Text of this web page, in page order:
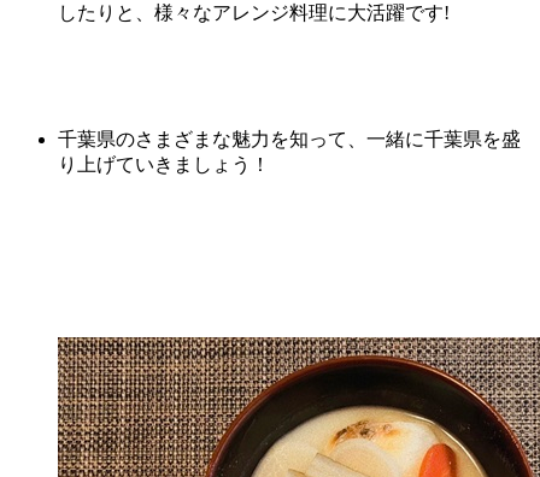
したりと、様々なアレンジ料理に大活躍です!
千葉県のさまざまな魅力を知って、一緒に千葉県を盛
り上げていきましょう！